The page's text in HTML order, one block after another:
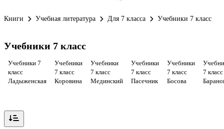
Книги Учебная литература Для 7 класса Учебники 7 класс
Учебники 7 класс
Учебники 7
класс
Ладыженская
Учебники
7 класс
Коровина
Учебники
7 класс
Мединский
Учебники
7 класс
Пасечник
Учебники
7 класс
Босова
7 класс